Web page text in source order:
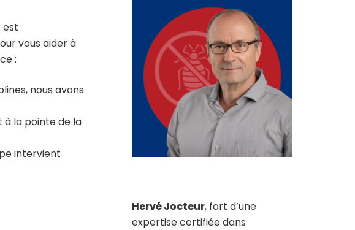
est
vous aider à
:
nous avons
à la pointe de la
intervient
Hervé Jocteur, fort d’une
expertise certifiée dans